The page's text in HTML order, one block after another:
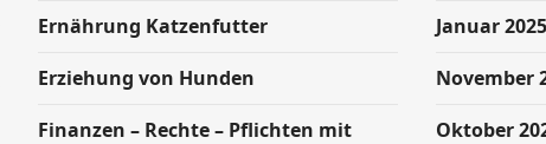
Ernährung Katzenfutter
Erziehung von Hunden
Finanzen – Rechte – Pflichten mit
Januar 2025
November
Oktober